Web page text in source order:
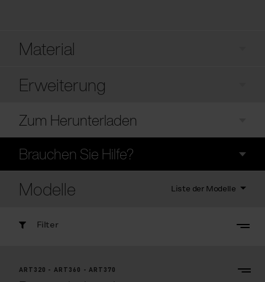
Material
Erweiterung
Zum Herunterladen
Brauchen Sie Hilfe?
Modelle Liste der Modelle
Filter
ART320 - ART360 - ART370